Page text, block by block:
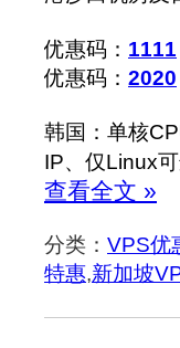
优惠码： 1111
优惠码： 2020
韩国：单核
IP、仅Linux
查看全文 »
分类： VPS优
特惠,新加坡